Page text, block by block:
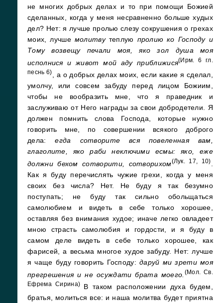
не многих добрых делах и то при помощи Божией
сделанных, когда у меня несравненно больше худых
дел? Нет: я лучше пролью слезу сокрушения о грехах
моих, лучше молитву теплую пролию ко Господу и
Тому возвещу печали моя, яко зол душа моя
исполнися и живот мой аду приближися(Ирм. 6 гл.
песнь 6)
, а о добрых делах моих, если какие я сделал,
умолчу, или совсем забуду перед лицом Божиим,
чтобы не вообразить мне, что я праведник и
заслуживаю от Него награды за свои добродетели. Я
должен помнить слова Господа, которые нужно
говорить мне, по совершении всякого доброго
дела:егда сотворите вся повеленная вам,
глаголите, яко раби неключими есмы: яко, еже
должни бехом сотворити, сотворихом(Лук. 17, 10)
Как я буду перечислять чужие грехи, когда у меня
своих без числа? Нет. Не буду я так безумно
поступать; не буду так сильно обольщаться
самолюбием и видеть в себе только хорошее,
оставляя без внимания худое; иначе легко овладеет
мною страсть самолюбия и гордости, и я буду в
самом деле видеть в себе только хорошее, как
фарисей, а весьма многое худое забуду. Нет: лучше
я чаще буду говорить Господу:даруй ми зрети моя
прегрешения и не осуждати брата моего. (Мол. Св.
Ефрема Сирина) В таком расположении духа будем,
братья, молиться все: и наша молитва будет приятна